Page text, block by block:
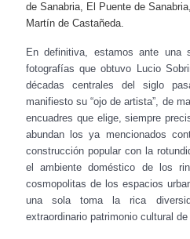
de Sanabria, El Puente de
Martín de Castañeda.
En definitiva, estamos ante una
fotografías que obtuvo Lucio
décadas centrales del siglo
manifiesto su “ojo de artista”, de
encuadres que elige, siempre
abundan los ya mencionados
construcción popular con la
el ambiente doméstico de los
cosmopolitas de los espacios
una sola toma la rica
extraordinario patrimonio cultural